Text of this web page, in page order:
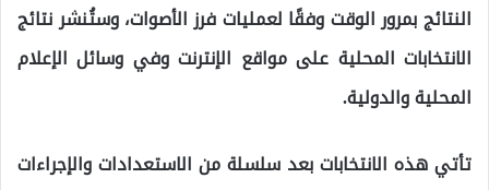
النتائج بمرور الوقت وفقًا لعمليات فرز الأصوات، وستُنشر نتائج
الانتخابات المحلية على مواقع الإنترنت وفي وسائل الإعلام
المحلية والدولية.
تأتي هذه الانتخابات بعد سلسلة من الاستعدادات والإجراءات